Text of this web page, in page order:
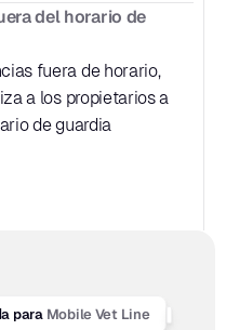
del horario de
fuera de horario,
a los propietarios a
de guardia
para Mobile Vet Line